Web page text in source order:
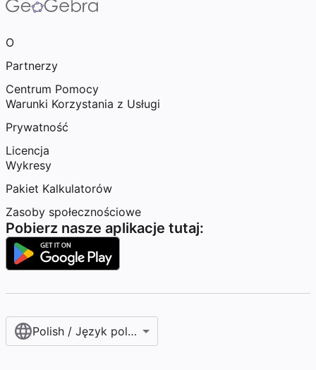
O
Partnerzy
Centrum Pomocy
Warunki Korzystania z Usługi
Prywatność
Licencja
Wykresy
Pakiet Kalkulatorów
Zasoby społecznościowe
Pobierz nasze aplikacje tutaj:
Polish / Język polski‎